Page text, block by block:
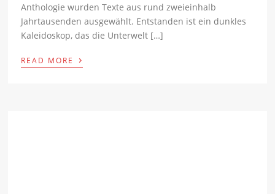
Anthologie wurden Texte aus rund zweieinhalb
Jahrtausenden ausgewählt. Entstanden ist ein dunkles
Kaleidoskop, das die Unterwelt […]
READ MORE ›